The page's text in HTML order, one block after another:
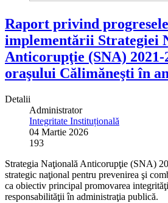
Raport privind
implementării Strategiei
Anticorupţie (SNA) 2021-
oraşului Călimăneşti în
Detalii
Administrator
Integritate Instituțională
04 Martie 2026
193
Strategia Naţională Anticorupţie (SNA)
strategic naţional pentru prevenirea şi
ca obiectiv principal promovarea
responsabilităţii în administraţia publică.